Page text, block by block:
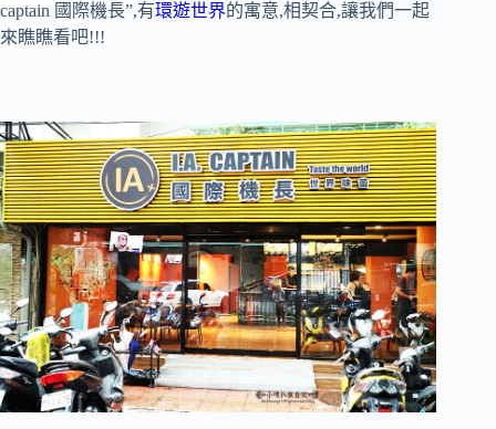
captain 國際機長”,有環遊世界的寓意,相契合,讓我們一起
來瞧瞧看吧!!!